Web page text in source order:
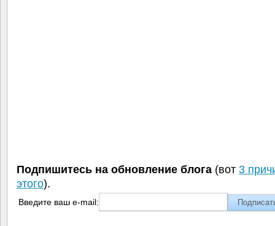
Подпишитесь на обновление блога (вот 3
этого).
Введите ваш e-mail: